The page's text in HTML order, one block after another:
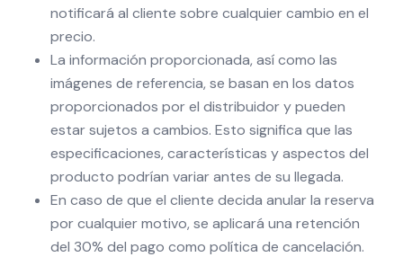
notificará al cliente sobre cualquier cambio en el
precio.
La información proporcionada, así como las
imágenes de referencia, se basan en los datos
proporcionados por el distribuidor y pueden
estar sujetos a cambios. Esto significa que las
especificaciones, características y aspectos del
producto podrían variar antes de su llegada.
En caso de que el cliente decida anular la reserva
por cualquier motivo, se aplicará una retención
del 30% del pago como política de cancelación.